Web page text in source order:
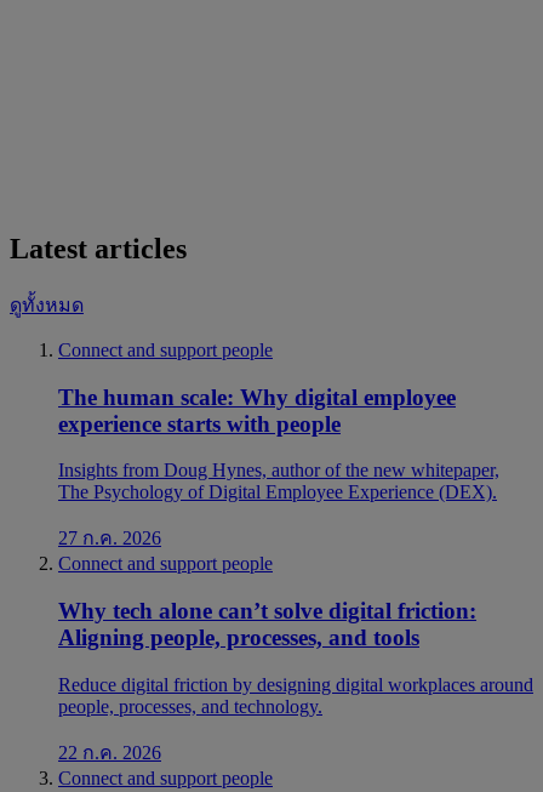
Latest articles
ดูทั้งหมด
Connect and support people
The human scale: Why digital employee
experience starts with people
Insights from Doug Hynes, author of the new whitepaper,
The Psychology of Digital Employee Experience (DEX).
27 ก.ค. 2026
Connect and support people
Why tech alone can’t solve digital friction:
Aligning people, processes, and tools
Reduce digital friction by designing digital workplaces around
people, processes, and technology.
22 ก.ค. 2026
Connect and support people